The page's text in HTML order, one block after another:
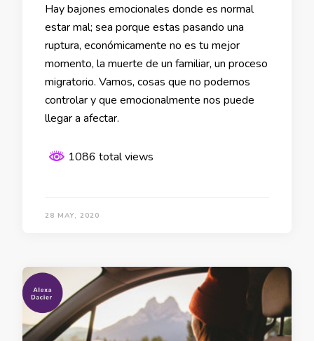
Hay bajones emocionales donde es normal
estar mal; sea porque estas pasando una
ruptura, económicamente no es tu mejor
momento, la muerte de un familiar, un proceso
migratorio. Vamos, cosas que no podemos
controlar y que emocionalmente nos puede
llegar a afectar.
1086 total views
28 MAY, 2020